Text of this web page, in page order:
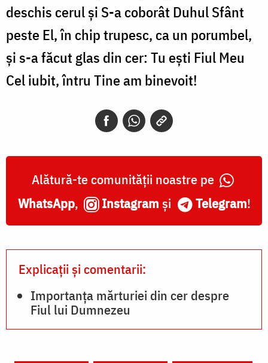
deschis cerul și S-a coborât Duhul Sfânt
peste El, în chip trupesc, ca un porumbel,
și s-a făcut glas din cer: Tu ești Fiul Meu
Cel iubit, întru Tine am binevoit!
Alătură-te comunității noastre pe
WhatsApp, Instagram și Telegram!
Explicații și comentarii:
Importanța mărturiei din cer despre
Fiul lui Dumnezeu